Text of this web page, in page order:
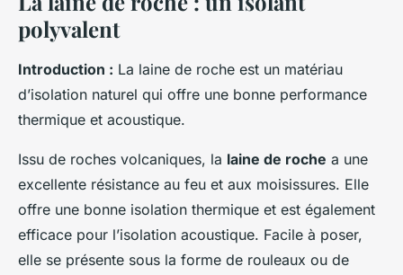
polyvalent
Introduction : La laine de roche est un matériau
d’isolation naturel qui offre une bonne performance
thermique et acoustique.
Issu de roches volcaniques, la laine de roche a une
excellente résistance au feu et aux moisissures. Elle
offre une bonne isolation thermique et est également
efficace pour l’isolation acoustique. Facile à poser,
elle se présente sous la forme de rouleaux ou de